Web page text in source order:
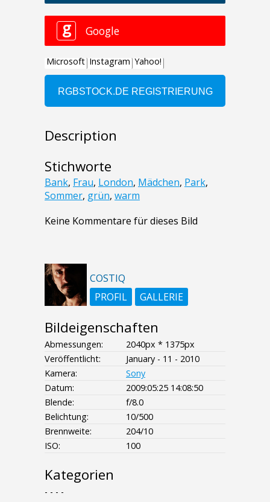
Description
Stichworte
Bank, Frau, London, Mädchen, Park,
Sommer, grün, warm
Keine Kommentare für dieses Bild
COSTIQ
PROFIL
GALLERIE
Bildeigenschaften
Abmessungen:
2040px * 1375px
Veröffentlicht:
January - 11 - 2010
Kamera:
Sony
Datum:
2009:05:25 14:08:50
Blende:
f/8.0
Belichtung:
10/500
Brennweite:
204/10
ISO:
100
Kategorien
- - - -